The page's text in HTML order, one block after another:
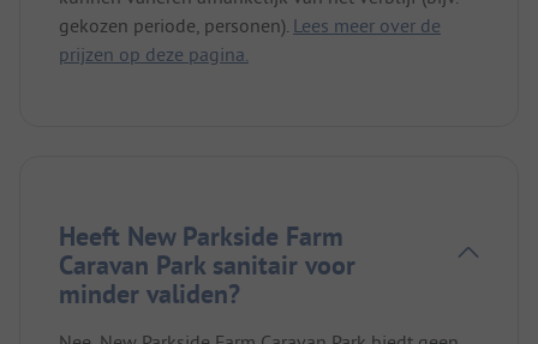
gekozen periode, personen). Lees meer over de
prijzen op deze pagina.
Heeft New Parkside Farm
Caravan Park sanitair voor
minder validen?